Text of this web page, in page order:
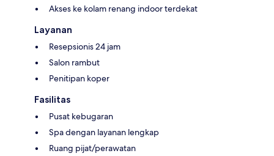
Akses ke kolam renang indoor terdekat
Layanan
Resepsionis 24 jam
Salon rambut
Penitipan koper
Fasilitas
Pusat kebugaran
Spa dengan layanan lengkap
Ruang pijat/perawatan